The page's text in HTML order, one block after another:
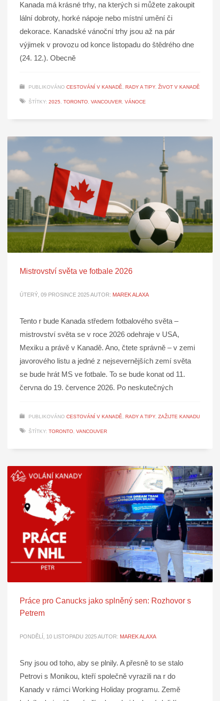
Kanada má krásné trhy, na kterých si můžete zakoupit
lální dobroty, horké nápoje nebo místní umění či
dekorace. Kanadské vánoční trhy jsou až na pár
výjimek v provozu od konce listopadu do štědrého dne
(24. 12.). Obecně
PUBLIKOVÁNO CESTOVÁNÍ V KANADĚ, RADY A TIPY, ŽIVOT V KANADĚ
ŠTÍTKY: 2025, TORONTO, VANCOUVER, VÁNOCE
Mistrovství světa ve fotbale 2026
ÚTERÝ, 09 PROSINCE 2025AUTOR: MAREK ALAXA
Tento r bude Kanada středem fotbalového světa –
mistrovství světa se v roce 2026 odehraje v USA,
Mexiku a právě v Kanadě. Ano, čtete správně – v zemi
javorového listu a jedné z nejsevernějších zemí světa
se bude hrát MS ve fotbale. To se bude konat od 11.
června do 19. července 2026. Po neskutečných
PUBLIKOVÁNO CESTOVÁNÍ V KANADĚ, RADY A TIPY, ZAŽIJTE KANADU
ŠTÍTKY: TORONTO, VANCOUVER
Práce pro Canucks jako splněný sen: Rozhovor s
Petrem
PONDĚLÍ, 10 LISTOPADU 2025AUTOR: MAREK ALAXA
Sny jsou od toho, aby se plnily. A přesně to se stalo
Petrovi s Monikou, kteří společně vyrazili na r do
Kanady v rámci Working Holiday programu. Země